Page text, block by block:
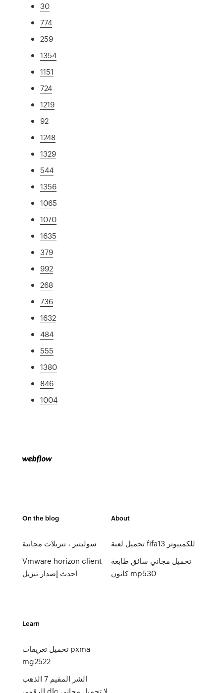
30
774
259
1354
1151
724
1219
92
1248
1329
544
1356
1065
1070
1635
379
992
268
736
1632
484
555
1380
846
1004
On the blog
سوليتير ، تنزيلات مجانية
Vmware horizon client
أحدث إصدار تنزيل
About
تحميل لعبة fifa13 للكمبيوتر
تحميل مجاني سائق طابعة
كانون mp530
Learn
تحميل تعريفات pxma
mg2522
الشر المقيم 7 الذهب
الرقمي dlc لا تحميل مجاني